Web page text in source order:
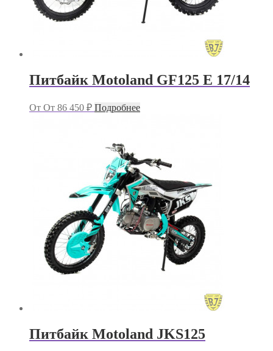
Питбайк Motoland GF125 E 17/14
От От 86 450 ₽ Подробнее
Питбайк Motoland JKS125